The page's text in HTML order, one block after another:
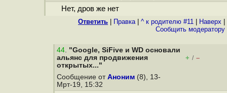
Нет, дров же нет
Ответить Правка| ^ к родителю #11 Наверх
Cообщить модератору
44. "Google, SiFive и WD основали
альянс для продвижения
открытых..."
+ / –
Сообщение от Аноним (8), 13-
Мрт-19, 15:32